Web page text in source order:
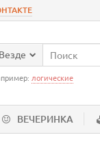
Везде
логические
ВЕЧЕРИНКА